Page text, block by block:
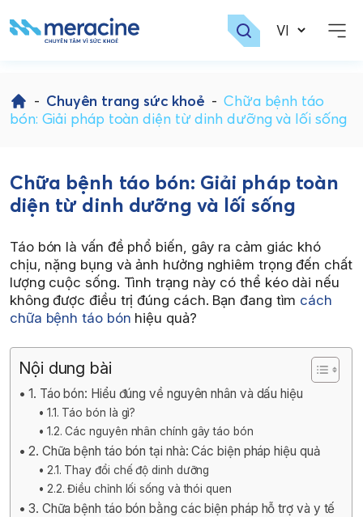
to
content
- Chuyên trang sức khoẻ - Chữa bệnh táo
bón: Giải pháp toàn diện từ dinh dưỡng và lối sống
Chữa bệnh táo bón: Giải pháp toàn
diện từ dinh dưỡng và lối sống
Táo bón là vấn đề phổ biến, gây ra cảm giác khó
chịu, nặng bụng và ảnh hưởng nghiêm trọng đến chất
lượng cuộc sống. Tình trạng này có thể kéo dài nếu
không được điều trị đúng cách. Bạn đang tìm cách
chữa bệnh táo bón hiệu quả?
Nội dung bài
1. Táo bón: Hiểu đúng về nguyên nhân và dấu hiệu
1.1. Táo bón là gì?
1.2. Các nguyên nhân chính gây táo bón
2. Chữa bệnh táo bón tại nhà: Các biện pháp hiệu quả
2.1. Thay đổi chế độ dinh dưỡng
2.2. Điều chỉnh lối sống và thói quen
3. Chữa bệnh táo bón bằng các biện pháp hỗ trợ và y tế